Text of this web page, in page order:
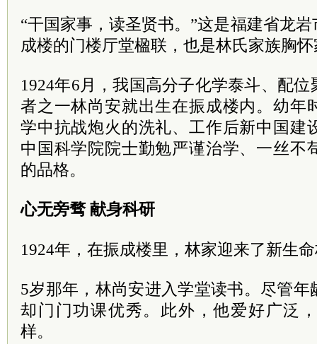
“干国家事，读圣贤书。”这是福建省龙
成楼的门楼厅堂楹联，也是林氏家族胸
1924年6月，我国高分子化学泰斗、配
者之一林尚安就出生在振成楼内。幼年
学中抗战炮火的洗礼、工作后新中国建
中国科学院院士勤勉严谨治学、一丝不
的品格。
心无旁骛 献身科研
1924年，在振成楼里，林家迎来了新生
5岁那年，林尚安进入学堂读书。尽管
却门门功课优秀。此外，他爱好广泛
样。